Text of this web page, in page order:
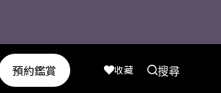
預約鑑賞 收藏 搜尋